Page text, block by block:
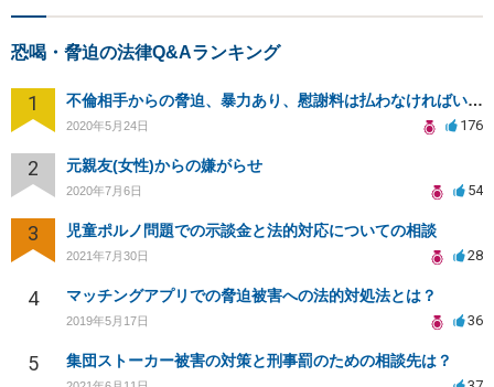
恐喝・脅迫の法律Q&Aランキング
1 不倫相手からの脅迫、暴力あり、慰謝料は払わなければいけませんか
2020年5月24日 176
2 元親友(女性)からの嫌がらせ
2020年7月6日 54
3 児童ポルノ問題での示談金と法的対応についての相談
2021年7月30日 28
4 マッチングアプリでの脅迫被害への法的対処法とは？
2019年5月17日 36
5 集団ストーカー被害の対策と刑事罰のための相談先は？